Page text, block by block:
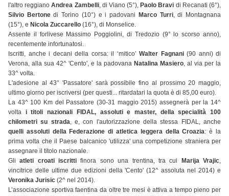
l'altro reggianoAndrea Zambelli, di Viano (5°), Paolo Bravi di Recanati (6°),
Silvio Bertonedi Torino (10°) e i padovani Marco Turri, di Montagnana
(15°), e Nicola Zuccarello (16°), di Monselice.
Assente il forlivese Massimo Poggiolini, di Tredozio (9° lo scorso anno),
recentemente infortunatosi.
Iscritti, anche i decani della corsa: il ‘mitico’ Walter Fagnani (90 anni) di
Verona, alla sua 42^ 'Cento', e la padovana Natalina Masiero, al via per la
33^ volta.
L'adesione al 43° 'Passatore' sarà possibile fino al prossimo 20 maggio,
ultimo giorno per iscriversi (per questi... ritardatari la quota è di 85,00 euro).
La 43^ 100 Km del Passatore (30-31 maggio 2015) assegnerà per la 14^
volta i titoli nazionali FIDAL, assoluti e master, della specialità 100
chilometri su strada, e, con l'autorizzazione della stessa FIDAL, anche
quelli assoluti della Federazione di atletica leggera della Croazia: è la
prima volta che il Paese balcanico 'utilizza' una competizione straniera per
assegnare il titolo nazionale.
Gliatleti croati iscrittifinora sono una trentina, tra cui Marija Vrajic,
vincitrice delle ultime due edizioni della 'Cento' (12^ assoluta nel 2014) e
Veronika Jurisic (2^ nel 2014).
L’associazione sportiva faentina da oltre tre mesi è attiva a tempo pieno per